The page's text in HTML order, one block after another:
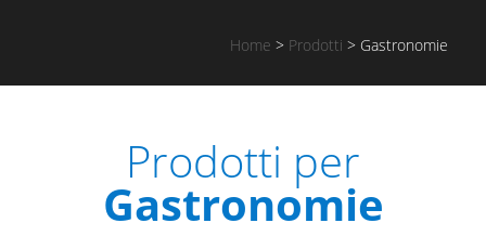
Home > Prodotti > Gastronomie
Prodotti per
Gastronomie